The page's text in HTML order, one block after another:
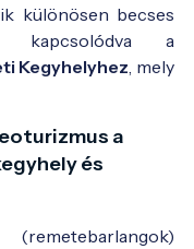
különösen becses
kapcsolódva a
Kegyhelyhez , mely
a
és